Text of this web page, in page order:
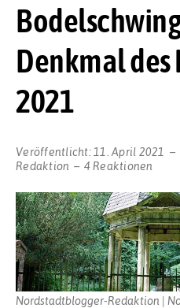
Denkmal
2021
Veröffentlicht: 11. April 2021
Redaktion
4 Reaktionen
Nordstadtblogger-Redaktion |